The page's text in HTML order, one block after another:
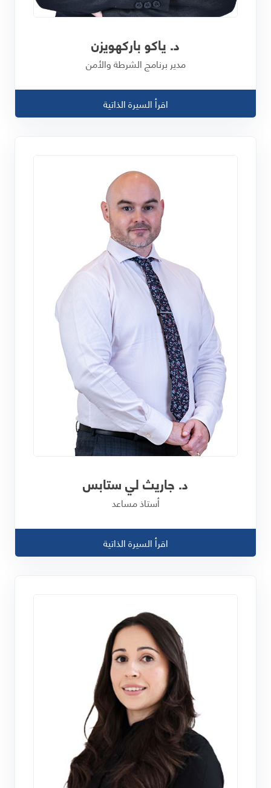
د. ياكو باركهويزن
مدير برنامج الشرطة والأمن
اقرأ السيرة الذاتية
د. جاريث لي ستابس
أستاذ مساعد
اقرأ السيرة الذاتية